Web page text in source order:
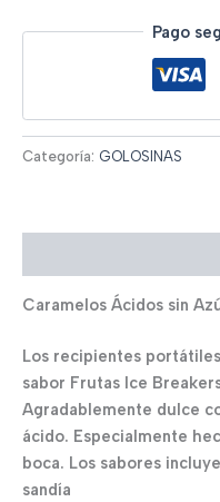
Pago
Categoría: GOLOSINAS
Caramelos Ácidos sin
Los recipientes
sabor Frutas Ice
Agradablemente dulce
ácido. Especialmente
boca. Los sabores
sandía